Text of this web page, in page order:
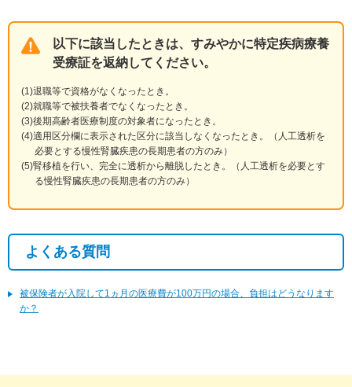
以下に該当したときは、すみやかに特定疾病療養
受療証を返納してください。
退職等で資格がなくなったとき。
就職等で被扶養者でなくなったとき。
後期高齢者医療制度の対象者になったとき。
適用区分欄に表示された区分に該当しなくなったとき。（人工透析を
必要とする慢性腎臓疾患の長期患者の方のみ）
腎移植を行い、完全に透析から離脱したとき。（人工透析を必要とす
る慢性腎臓疾患の長期患者の方のみ）
よくある質問
被保険者が入院して1ヵ月の医療費が100万円の場合、負担はどうなります
か？